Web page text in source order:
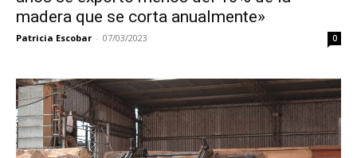
madera que se corta anualmente»
Patricia Escobar - 07/03/2023 0